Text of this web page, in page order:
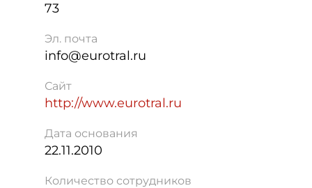
73
Эл. почта
info@eurotral.ru
Сайт
http://www.eurotral.ru
Дата основания
22.11.2010
Количество сотрудников